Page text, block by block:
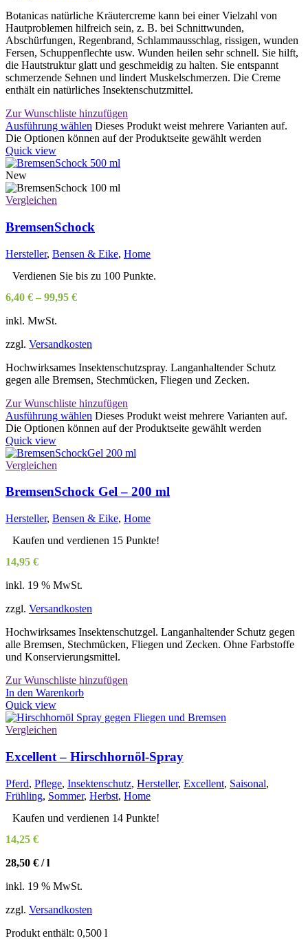
Botanicas natürliche Kräutercreme kann bei einer Vielzahl von
Hautproblemen hilfreich sein, z. B. bei Schnittwunden,
Abschürfungen, Regenbrand, Schlammausschlag, rissigen, wunden
Fersen, Schuppenflechte usw. Wunden heilen sehr schnell. Sie hilft,
die Hautstruktur glatt und geschmeidig zu halten. Sie entspannt
schmerzende Sehnen und lindert Muskelschmerzen. Die Creme
enthält ein natürliches Insektenschutzmittel.
Zur Wunschliste hinzufügen
Ausführung wählen Dieses Produkt weist mehrere Varianten auf.
Die Optionen können auf der Produktseite gewählt werden
Quick view
New
Vergleichen
BremsenSchock
Hersteller, Bensen & Eike, Home
Verdienen Sie bis zu 100 Punkte.
6,40 € – 99,95 €
inkl. MwSt.
zzgl. Versandkosten
Hochwirksames Insektenschutzspray. Langanhaltender Schutz
gegen alle Bremsen, Stechmücken, Fliegen und Zecken.
Zur Wunschliste hinzufügen
Ausführung wählen Dieses Produkt weist mehrere Varianten auf.
Die Optionen können auf der Produktseite gewählt werden
Quick view
Vergleichen
BremsenSchock Gel – 200 ml
Hersteller, Bensen & Eike, Home
Kaufen und verdienen 15 Punkte!
14,95 €
inkl. 19 % MwSt.
zzgl. Versandkosten
Hochwirksames Insektenschutzgel. Langanhaltender Schutz gegen
alle Bremsen, Stechmücken, Fliegen und Zecken. Ohne Farbstoffe
und Konservierungsmittel.
Zur Wunschliste hinzufügen
In den Warenkorb
Quick view
Vergleichen
Excellent – Hirschhornöl-Spray
Pferd, Pflege, Insektenschutz, Hersteller, Excellent, Saisonal,
Frühling, Sommer, Herbst, Home
Kaufen und verdienen 14 Punkte!
14,25 €
28,50 € /l
inkl. 19 % MwSt.
zzgl. Versandkosten
Produkt enthält: 0,500 l